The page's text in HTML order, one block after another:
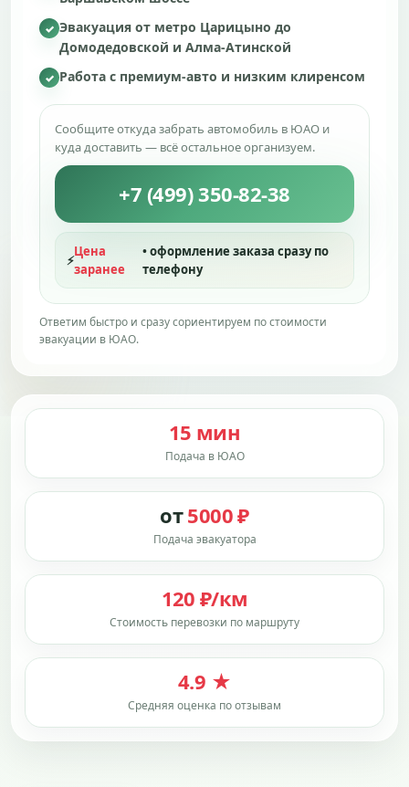
✓ Эвакуация от метро Царицыно до
Домодедовской и Алма-Атинской
✓ Работа с премиум-авто и низким клиренсом
Сообщите откуда забрать автомобиль в ЮАО и
куда доставить — всё остальное организуем.
+7 (499) 350-82-38
⚡
Цена
заранее
• оформление заказа сразу по
телефону
Ответим быстро и сразу сориентируем по стоимости
эвакуации в ЮАО.
15 мин
Подача в ЮАО
от5000 ₽
Подача эвакуатора
120 ₽/км
Стоимость перевозки по маршруту
4.9 ★
Средняя оценка по отзывам